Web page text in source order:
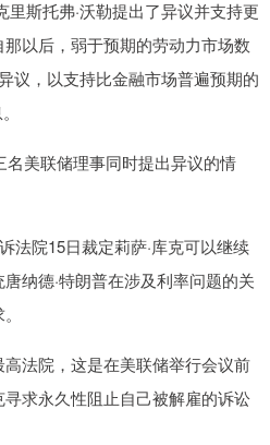
里斯托弗·沃勒提出了异议并支持更
以后，弱于预期的劳动力市场数
议，以支持比金融市场普遍预期的
名美联储理事同时提出异议的情
法院15日裁定莉萨·库克可以继续
纳德·特朗普在涉及利率问题的关
法院，这是在美联储举行会议前
求永久性阻止自己被解雇的诉讼